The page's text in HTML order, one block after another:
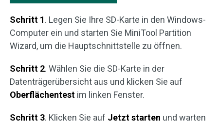
Schritt 1. Legen Sie Ihre SD-Karte in den Windows-
Computer ein und starten Sie MiniTool Partition
Wizard, um die Hauptschnittstelle zu öffnen.
Schritt 2. Wählen Sie die SD-Karte in der
Datenträgerübersicht aus und klicken Sie auf
Oberflächentest im linken Fenster.
Schritt 3. Klicken Sie auf Jetzt starten und warten